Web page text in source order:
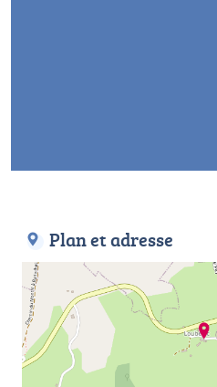
Plan et adresse